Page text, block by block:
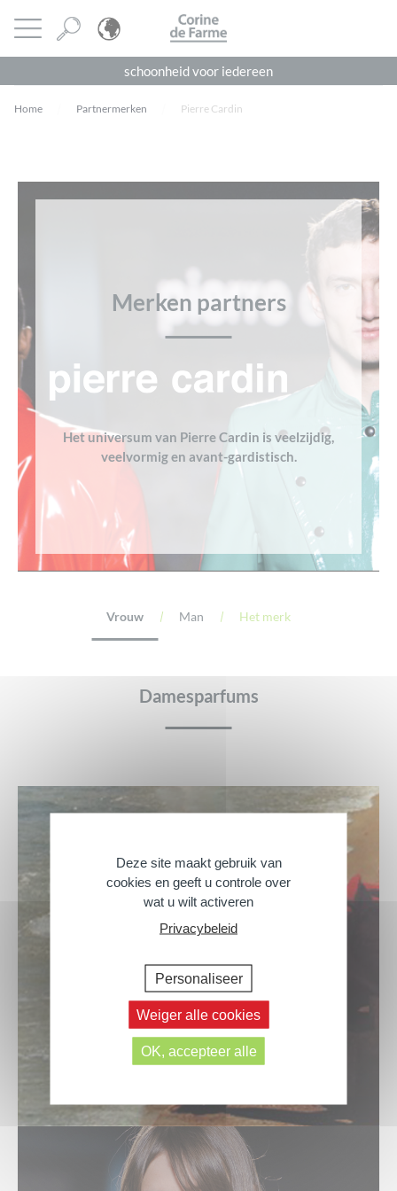
Menu openen CORINE DE FARME
schoonheid voor iedereen
Home Partnermerken Pierre Cardin
Merken partners
Het universum van Pierre Cardin is veelzijdig,
veelvormig en avant-gardistisch.
Vrouw Man Het merk
Damesparfums
Deze site maakt gebruik van
cookies en geeft u controle over
wat u wilt activeren
Privacybeleid
Personaliseer
Weiger alle cookies
OK, accepteer alle